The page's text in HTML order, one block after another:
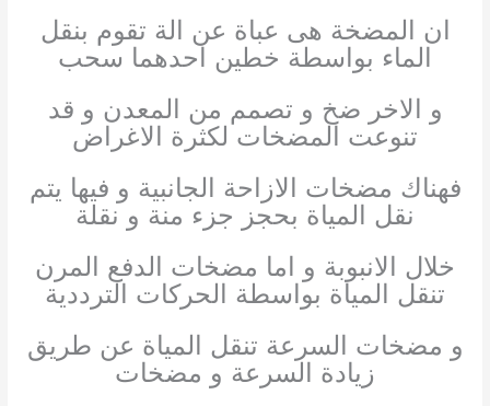
ان المضخة هى عباة عن الة تقوم بنقل
الماء بواسطة خطين احدهما سحب
و الاخر ضخ و تصمم من المعدن و قد
تنوعت المضخات لكثرة الاغراض
فهناك مضخات الازاحة الجانبية و فيها يتم
نقل المياة بحجز جزء منة و نقلة
خلال الانبوبة و اما مضخات الدفع المرن
تنقل المياة بواسطة الحركات الترددية
و مضخات السرعة تنقل المياة عن طريق
زيادة السرعة و مضخات